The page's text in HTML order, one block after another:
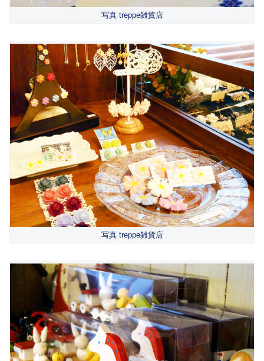
写真 treppe雑貨店
写真 treppe雑貨店